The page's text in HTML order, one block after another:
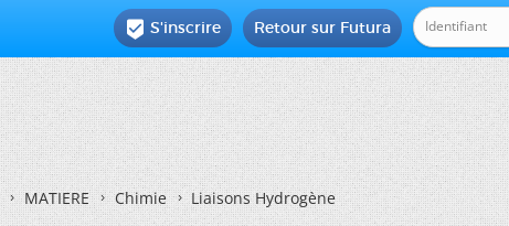
Retour sur Futura
 S'inscrire
MATIERE Chimie Liaisons Hydrogène